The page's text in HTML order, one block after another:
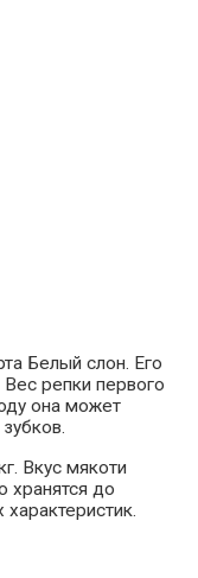
Белый слон. Его
репки первого
она может
Вкус мякоти
хранятся до